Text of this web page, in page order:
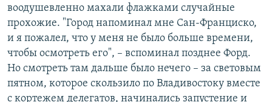
воодушевленно махали флажками случайные
прохожие. "Город напоминал мне Сан-Франциско,
и я пожалел, что у меня не было больше времени,
чтобы осмотреть его", – вспоминал позднее Форд.
Но смотреть там дальше было нечего – за световым
пятном, которое скользило по Владивостоку вместе
с кортежем делегатов, начинались запустение и